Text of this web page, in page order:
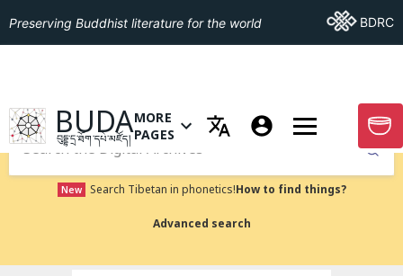
Preserving Buddhist literature for the world Go ToBDRC
GO TO HOMEPAGE
BUDA
བུདྡྷ་དྲ་ཐོག་དཔེ་མཛོད།
OPEN MENU OF MORE PAGES
MORE
PAGES
GO
Submit
New Search Tibetan in phonetics!How to find things?
Advanced search